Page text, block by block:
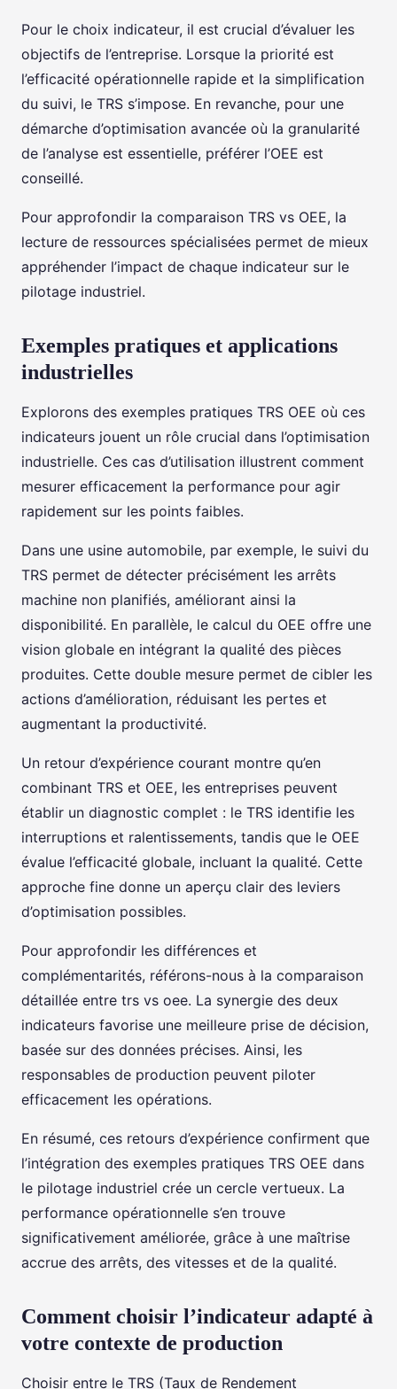
Pour le choix indicateur, il est crucial d’évaluer les
objectifs de l’entreprise. Lorsque la priorité est
l’efficacité opérationnelle rapide et la simplification
du suivi, le TRS s’impose. En revanche, pour une
démarche d’optimisation avancée où la granularité
de l’analyse est essentielle, préférer l’OEE est
conseillé.
Pour approfondir la comparaison TRS vs OEE, la
lecture de ressources spécialisées permet de mieux
appréhender l’impact de chaque indicateur sur le
pilotage industriel.
Exemples pratiques et applications
industrielles
Explorons des exemples pratiques TRS OEE où ces
indicateurs jouent un rôle crucial dans l’optimisation
industrielle. Ces cas d’utilisation illustrent comment
mesurer efficacement la performance pour agir
rapidement sur les points faibles.
Dans une usine automobile, par exemple, le suivi du
TRS permet de détecter précisément les arrêts
machine non planifiés, améliorant ainsi la
disponibilité. En parallèle, le calcul du OEE offre une
vision globale en intégrant la qualité des pièces
produites. Cette double mesure permet de cibler les
actions d’amélioration, réduisant les pertes et
augmentant la productivité.
Un retour d’expérience courant montre qu’en
combinant TRS et OEE, les entreprises peuvent
établir un diagnostic complet : le TRS identifie les
interruptions et ralentissements, tandis que le OEE
évalue l’efficacité globale, incluant la qualité. Cette
approche fine donne un aperçu clair des leviers
d’optimisation possibles.
Pour approfondir les différences et
complémentarités, référons-nous à la comparaison
détaillée entre trs vs oee. La synergie des deux
indicateurs favorise une meilleure prise de décision,
basée sur des données précises. Ainsi, les
responsables de production peuvent piloter
efficacement les opérations.
En résumé, ces retours d’expérience confirment que
l’intégration des exemples pratiques TRS OEE dans
le pilotage industriel crée un cercle vertueux. La
performance opérationnelle s’en trouve
significativement améliorée, grâce à une maîtrise
accrue des arrêts, des vitesses et de la qualité.
Comment choisir l’indicateur adapté à
votre contexte de production
Choisir entre le TRS (Taux de Rendement